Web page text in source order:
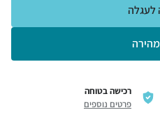
לעגלה
רכישה בטוחה
פרטים נוספים